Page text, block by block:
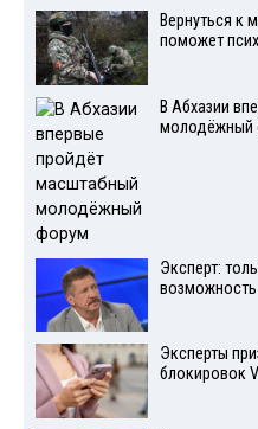
Вернуться к
поможет
В Абхазии
молодёжный
Эксперт:
Эксперты
блокировок